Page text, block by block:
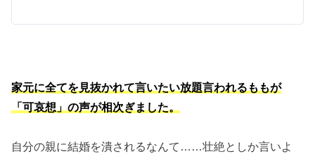
家元に全てを見抜かれて言いたい放題言われるももが
「可哀想」の声が相次ぎました。
自分の親に結婚を潰されるなんて……壮絶としか言いよ